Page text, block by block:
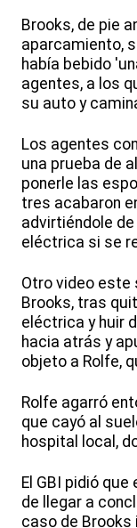
Brooks, de pie
aparcamiento,
había bebido
agentes, a los
su auto y
Los agentes
una prueba de
ponerle las
tres acabaron
advirtiéndole
eléctrica si se
Otro video este
Brooks, tras
eléctrica y huir
hacia atrás y
objeto a Rolfe,
Rolfe agarró
que cayó al
hospital local,
El GBI pidió
de llegar a
caso de Brooks